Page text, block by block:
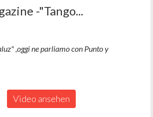
-"Tango...
,oggi ne parliamo con Punto y
Video ansehen